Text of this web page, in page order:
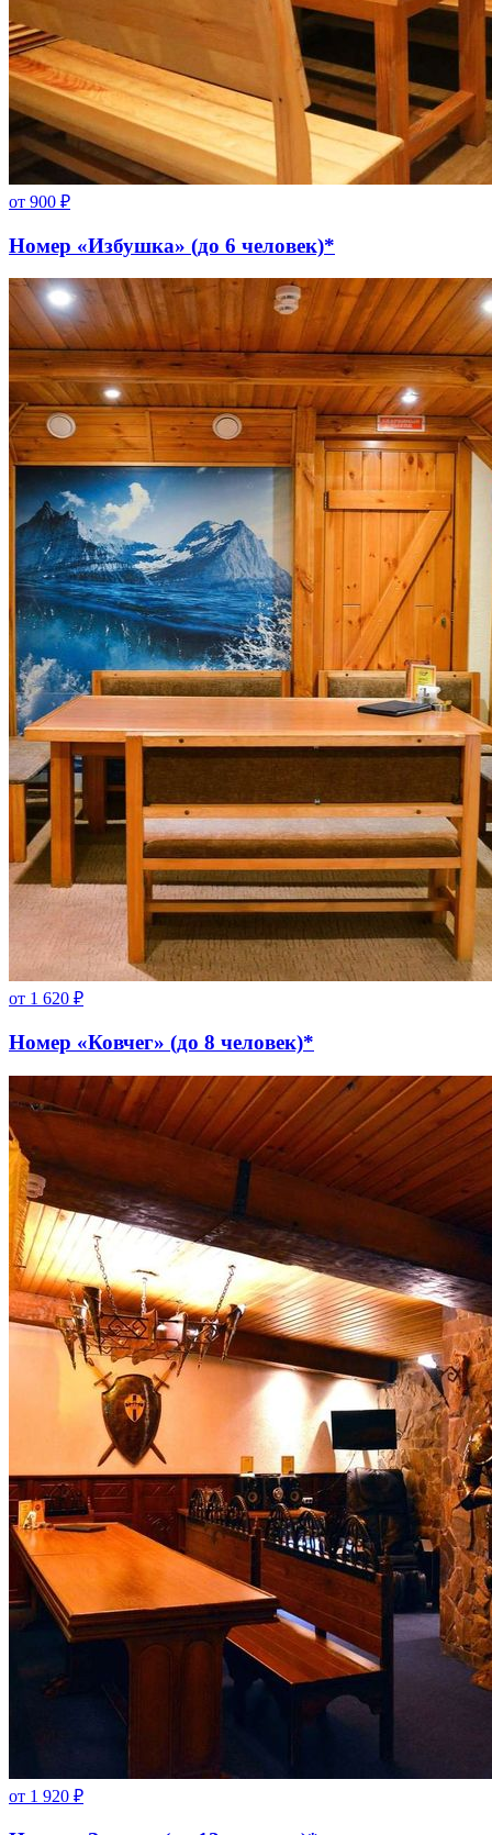
от 900 ₽
Номер «Избушка» (до 6 человек)*
от 1 620 ₽
Номер «Ковчег» (до 8 человек)*
от 1 920 ₽